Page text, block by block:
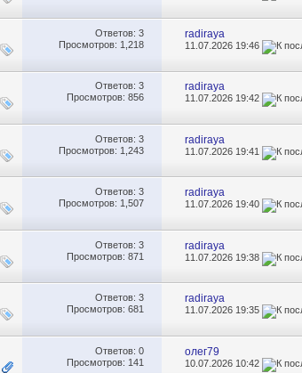
Ответов: 3
Просмотров: 1,218
radiraya
11.07.2026 19:46
Ответов: 3
Просмотров: 856
radiraya
11.07.2026 19:42
Ответов: 3
Просмотров: 1,243
radiraya
11.07.2026 19:41
Ответов: 3
Просмотров: 1,507
radiraya
11.07.2026 19:40
Ответов: 3
Просмотров: 871
radiraya
11.07.2026 19:38
Ответов: 3
Просмотров: 681
radiraya
11.07.2026 19:35
Ответов: 0
Просмотров: 141
олег79
10.07.2026 10:42